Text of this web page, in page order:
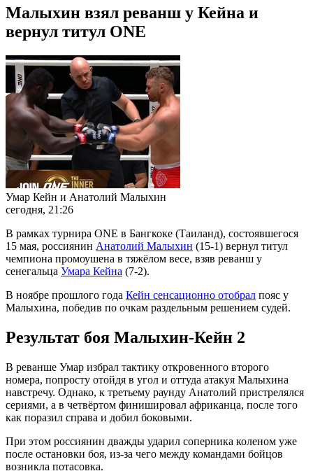
Малыхин взял реванш у Кейна и
вернул титул ONE
Умар Кейн и Анатолий Малыхин
сегодня, 21:26
В рамках турнира ONE в Бангкоке (Таиланд), состоявшегося
15 мая, россиянин Анатолий Малыхин (15-1) вернул титул
чемпиона промоушена в тяжёлом весе, взяв реванш у
сенегальца Умара Кейна (7-2).
В ноябре прошлого года Кейн сенсационно отобрал пояс у
Малыхина, победив по очкам раздельным решением судей.
Результат боя Малыхин-Кейн 2
В реванше Умар избрал тактику откровенного второго
номера, попросту отойдя в угол и оттуда атакуя Малыхина
навстречу. Однако, к третьему раунду Анатолий пристрелялся
сериями, а в четвёртом финишировал африканца, после того
как поразил справа и добил боковыми.
При этом россиянин дважды ударил соперника коленом уже
после остановки боя, из-за чего между командами бойцов
возникла потасовка.